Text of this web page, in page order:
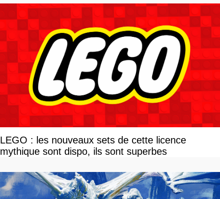
LEGO : les nouveaux sets de cette licence
mythique sont dispo, ils sont superbes